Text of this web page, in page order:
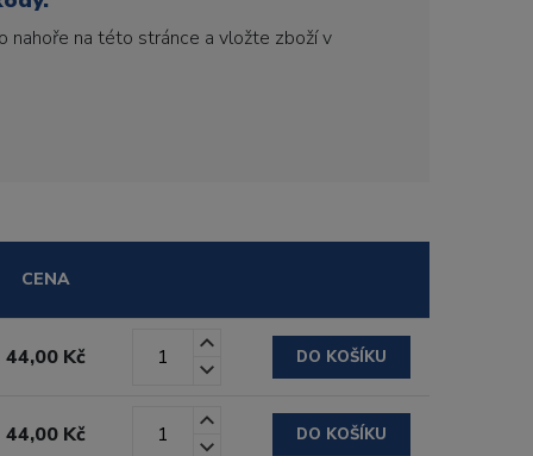
nahoře na této stránce a vložte zboží v
CENA
44,00 Kč DO KOŠÍKU
44,00 Kč DO KOŠÍKU